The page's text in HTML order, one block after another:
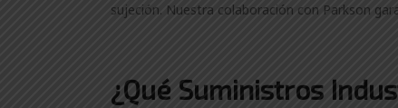
sujeción. Nuestra colaboración con Parkson
¿Qué Suministros